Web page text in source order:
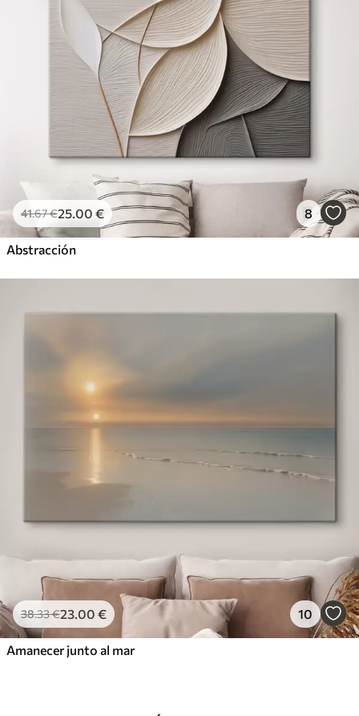
41.67€25.00 € 8
Abstracción
38.33€23.00 € 10
Amanecer junto al mar